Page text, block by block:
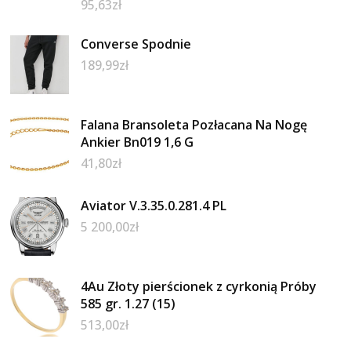
95,63zł
Converse Spodnie
189,99zł
Falana Bransoleta Pozłacana Na Nogę
Ankier Bn019 1,6 G
41,80zł
Aviator V.3.35.0.281.4 PL
5 200,00zł
4Au Złoty pierścionek z cyrkonią Próby
585 gr. 1.27 (15)
513,00zł